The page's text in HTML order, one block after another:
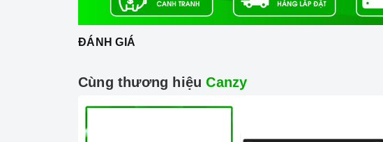
ĐÁNH GIÁ
Cùng thương hiệuCanzy